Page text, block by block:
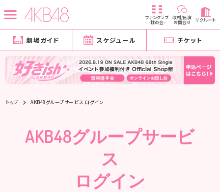
ファンクラブ
-柱の会-
取材/出演
お問合せ リクルート
劇場ガイド スケジュール チケット
トップ AKB48グループサービス ログイン
AKB48グループサービ
ス
ログイン